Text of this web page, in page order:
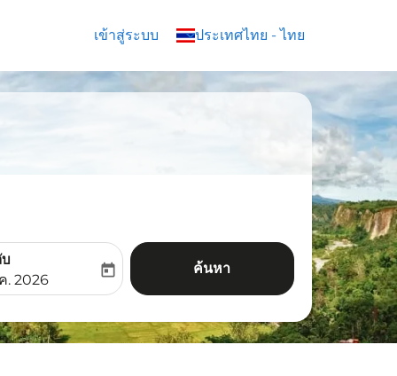
เข้าสู่ระบบ ประเทศไทย - ไทย
keyboard_arrow_down
labelreturn-date-aria-label
. 2026
today ค้นหา